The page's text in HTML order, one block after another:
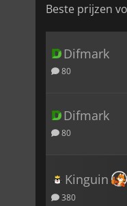
Beste prijzen
Difmark
80
Difmark
80
Kinguin
380